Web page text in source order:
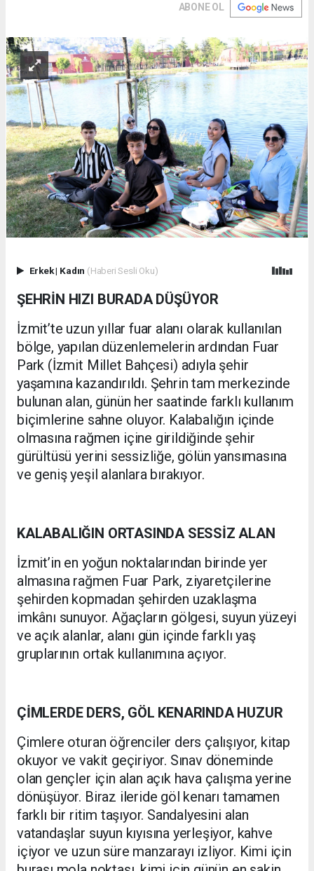
ABONE OL
Erkek| Kadın (Haberi Sesli Oku)
ŞEHRİN HIZI BURADA DÜŞÜYOR
İzmit’te uzun yıllar fuar alanı olarak kullanılan
bölge, yapılan düzenlemelerin ardından Fuar
Park (İzmit Millet Bahçesi) adıyla şehir
yaşamına kazandırıldı. Şehrin tam merkezinde
bulunan alan, günün her saatinde farklı kullanım
biçimlerine sahne oluyor. Kalabalığın içinde
olmasına rağmen içine girildiğinde şehir
gürültüsü yerini sessizliğe, gölün yansımasına
ve geniş yeşil alanlara bırakıyor.
KALABALIĞIN ORTASINDA SESSİZ ALAN
İzmit’in en yoğun noktalarından birinde yer
almasına rağmen Fuar Park, ziyaretçilerine
şehirden kopmadan şehirden uzaklaşma
imkânı sunuyor. Ağaçların gölgesi, suyun yüzeyi
ve açık alanlar, alanı gün içinde farklı yaş
gruplarının ortak kullanımına açıyor.
ÇİMLERDE DERS, GÖL KENARINDA HUZUR
Çimlere oturan öğrenciler ders çalışıyor, kitap
okuyor ve vakit geçiriyor. Sınav döneminde
olan gençler için alan açık hava çalışma yerine
dönüşüyor. Biraz ileride göl kenarı tamamen
farklı bir ritim taşıyor. Sandalyesini alan
vatandaşlar suyun kıyısına yerleşiyor, kahve
içiyor ve uzun süre manzarayı izliyor. Kimi için